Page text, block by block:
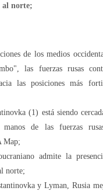
al norte;
de los medios
las fuerzas rusas
las posiciones más
(1) está siendo
de las fuerzas
Map;
admite la
norte;
y Lyman, Rusia